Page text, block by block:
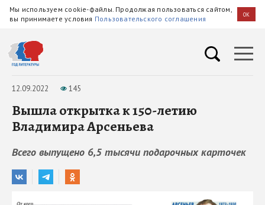
Мы используем cookie-файлы. Продолжая пользоваться сайтом,
вы принимаете условия Пользовательского соглашения OK
12.09.2022 145
Вышла открытка к 150-летию
Владимира Арсеньева
Всего выпущено 6,5 тысячи подарочных карточек